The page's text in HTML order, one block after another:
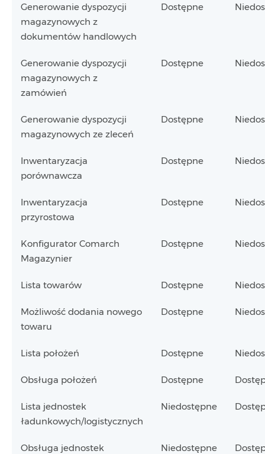
Generowanie dyspozycji
magazynowych z
dokumentów handlowych
Dostępne
Generowanie dyspozycji
magazynowych z
zamówień
Dostępne
Generowanie dyspozycji
magazynowych ze zleceń
Dostępne
Inwentaryzacja
porównawcza
Dostępne
Inwentaryzacja
przyrostowa
Dostępne
Konfigurator Comarch
Magazynier
Dostępne
Lista towarów Dostępne
Możliwość dodania nowego
towaru
Dostępne
Lista położeń Dostępne
Obsługa położeń Dostępne
Lista jednostek
ładunkowych/logistycznych
Niedostępne
Obsługa jednostek
Niedostępne